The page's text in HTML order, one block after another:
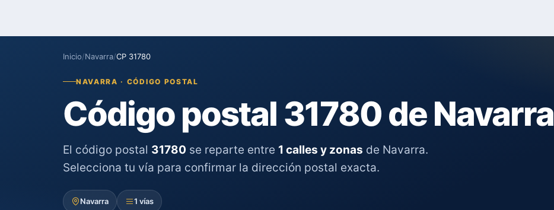
Inicio/Navarra/CP 31780
NAVARRA · CÓDIGO POSTAL
Código postal 31780 de Navarra
El código postal 31780 se reparte entre 1 calles y zonas de Navarra.
Selecciona tu vía para confirmar la dirección postal exacta.
Navarra 1 vías